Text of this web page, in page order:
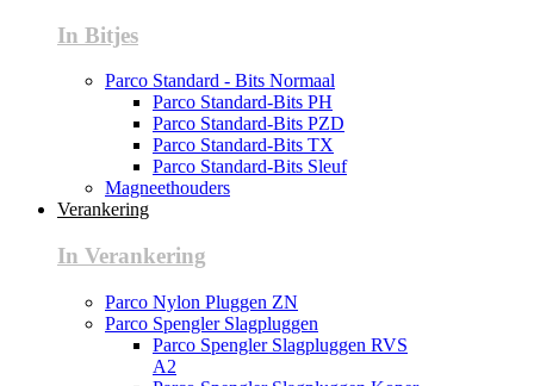
In Bitjes
Parco Standard - Bits Normaal
Parco Standard-Bits PH
Parco Standard-Bits PZD
Parco Standard-Bits TX
Parco Standard-Bits Sleuf
Magneethouders
Verankering
In Verankering
Parco Nylon Pluggen ZN
Parco Spengler Slagpluggen
Parco Spengler Slagpluggen RVS
A2